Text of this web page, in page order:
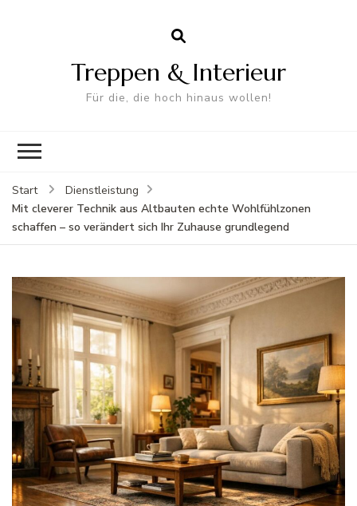
Treppen & Interieur
Für die, die hoch hinaus wollen!
Start
Dienstleistung
Mit cleverer Technik aus Altbauten echte Wohlfühlzonen
schaffen – so verändert sich Ihr Zuhause grundlegend